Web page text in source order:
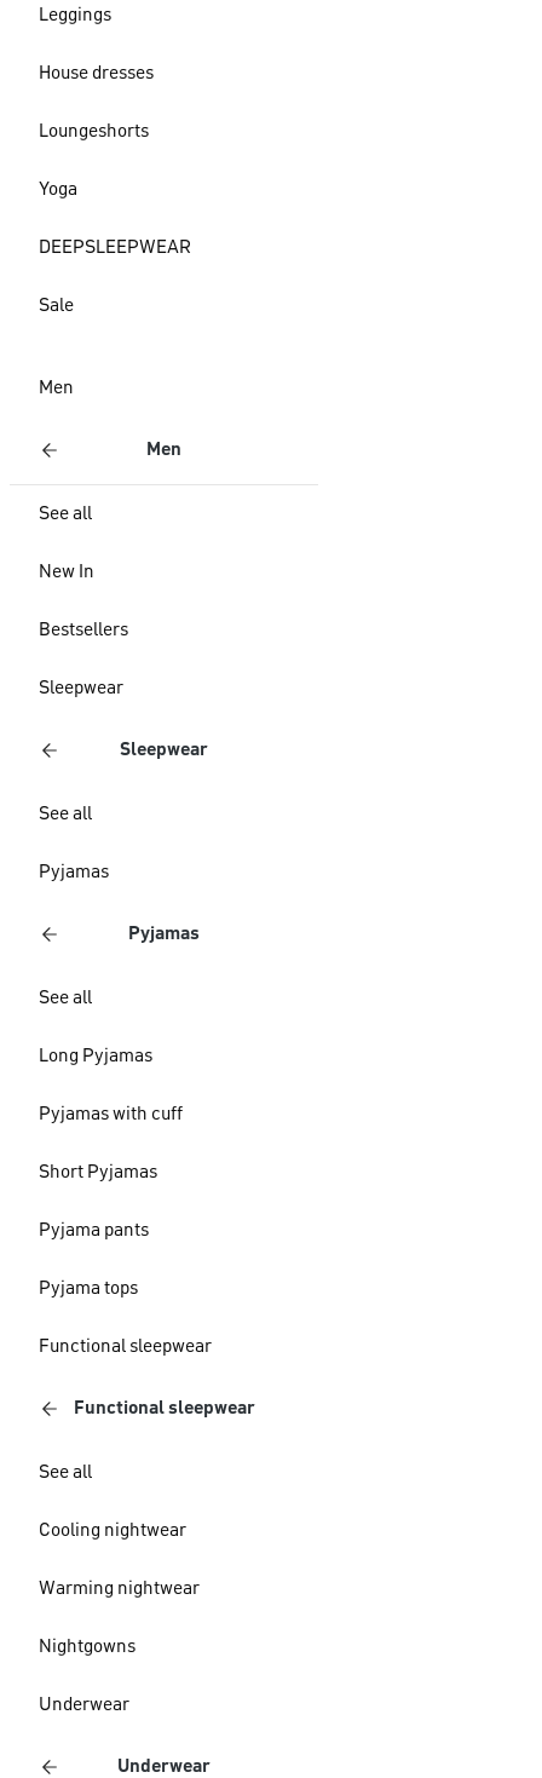
Leggings
House dresses
Loungeshorts
Yoga
DEEPSLEEPWEAR
Sale
Men
Men
See all
New In
Bestsellers
Sleepwear
Sleepwear
See all
Pyjamas
Pyjamas
See all
Long Pyjamas
Pyjamas with cuff
Short Pyjamas
Pyjama pants
Pyjama tops
Functional sleepwear
Functional sleepwear
See all
Cooling nightwear
Warming nightwear
Nightgowns
Underwear
Underwear